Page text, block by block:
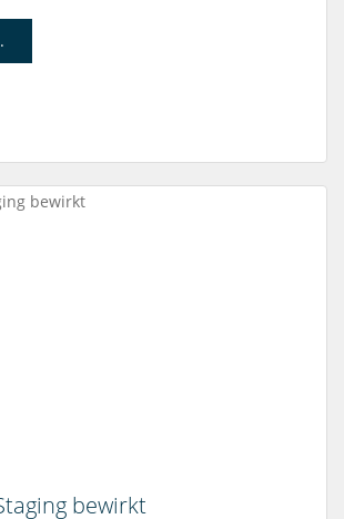
bewirkt